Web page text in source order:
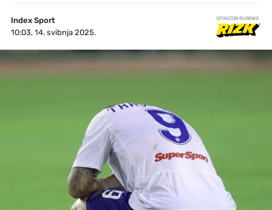
Index Sport
10:03, 14. svibnja 2025.
SPONZOR RUBRIKE